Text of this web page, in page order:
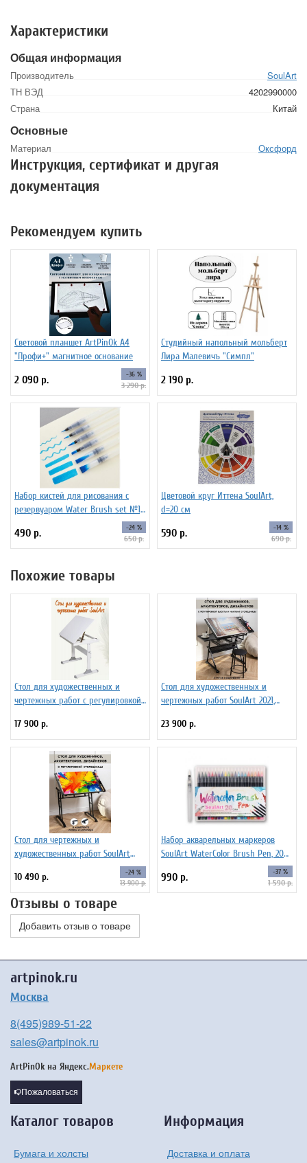
Характеристики
Общая информация
Производитель
SoulArt
ТН ВЭД
4202990000
Страна
Китай
Основные
Материал Оксфорд
Инструкция, сертификат и другая
документация
Рекомендуем купить
Световой планшет ArtPinOk А4
"Профи+" магнитное основание
2 090 р. -36 %
3 290 р.
Студийный напольный мольберт
Лира Малевичъ "Симпл"
2 190 р.
Набор кистей для рисования c
резервуаром Water Brush set №1,
490 р. -24 %
650 р.
Цветовой круг Иттена SoulArt,
d=20 см
590 р. -14 %
690 р.
Похожие товары
Стол для художественных и
чертежных работ с регулировкой
17 900 р.
Стол для художественных и
чертежных работ SoulArt 2021,
23 900 р.
Стол для чертежных и
художественных работ SoulArt
10 490 р. -24 %
13 900 р.
Набор акварельных маркеров
SoulArt WaterColor Brush Pen, 20
990 р. -37 %
1 590 р.
Отзывы о товаре
Добавить отзыв о товаре
artpinok.ru
Москва
8(495)989-51-22
sales@artpinok.ru
ArtPinOk на Яндекс.Маркете
Пожаловаться
Каталог товаров
Бумага и холсты
Информация
Доставка и оплата